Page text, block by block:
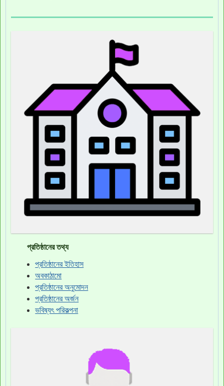
প্রতিষ্ঠানের তথ্য
প্রতিষ্ঠানের ইতিহাস
অবকাঠামো
প্রতিষ্ঠানের অনুমোদন
প্রতিষ্ঠানের অর্জন
ভবিষ্যৎ পরিকল্পনা